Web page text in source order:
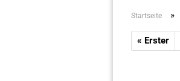
Startseite »
« Erster